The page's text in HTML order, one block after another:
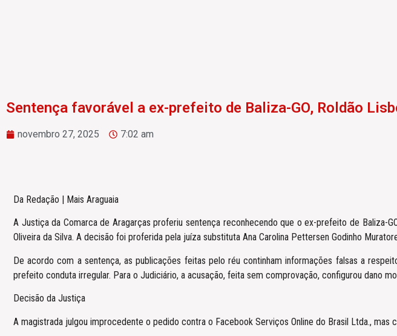
Sentença favorável a ex-prefeito de Baliza-GO, Roldão
novembro 27, 2025 7:02 am
Da Redação | Mais Araguaia
A Justiça da Comarca de Aragarças proferiu sentença reconhecendo que o ex-prefeito de Baliza-
Oliveira da Silva. A decisão foi proferida pela juíza substituta Ana Carolina Pettersen Godinho
De acordo com a sentença, as publicações feitas pelo réu continham informações falsas a
prefeito conduta irregular. Para o Judiciário, a acusação, feita sem comprovação, configurou dano
Decisão da Justiça
A magistrada julgou improcedente o pedido contra o Facebook Serviços Online do Brasil Ltda., mas